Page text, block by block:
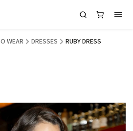
WEAR / DRESSES / RUBY DRESS